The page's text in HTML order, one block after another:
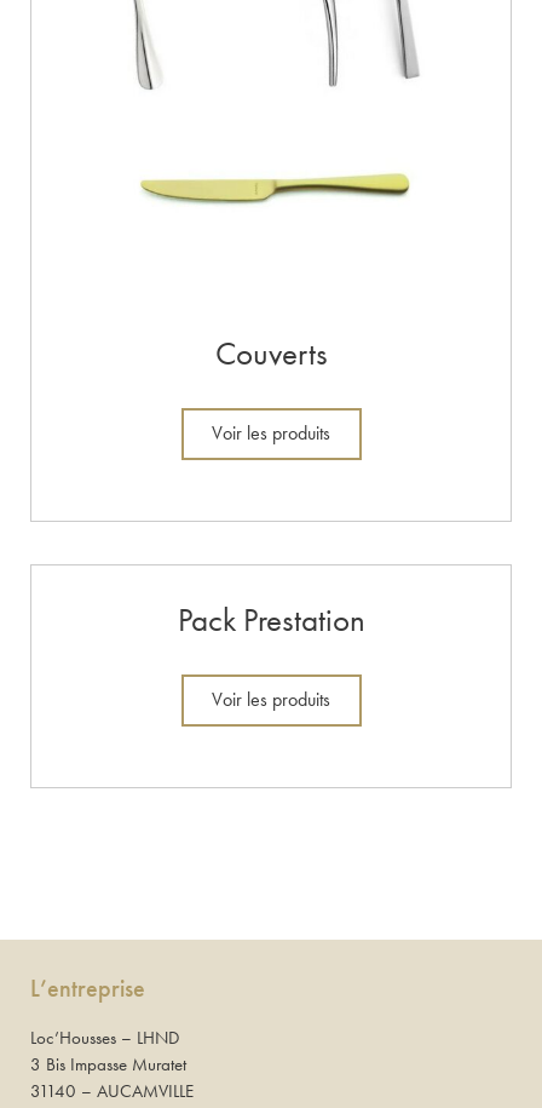
Couverts
Voir les produits
Pack Prestation
Voir les produits
L’entreprise
Loc’Housses – LHND
3 Bis Impasse Muratet
31140 – AUCAMVILLE